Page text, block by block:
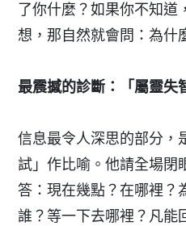
了你什麼？如果你不知道
想，那自然就會問：為什
最震撼的診斷：「屬靈失
信息最令人深思的部分，
試」作比喻。他請全場閉
答：現在幾點？在哪裡？
誰？等一下去哪裡？凡能